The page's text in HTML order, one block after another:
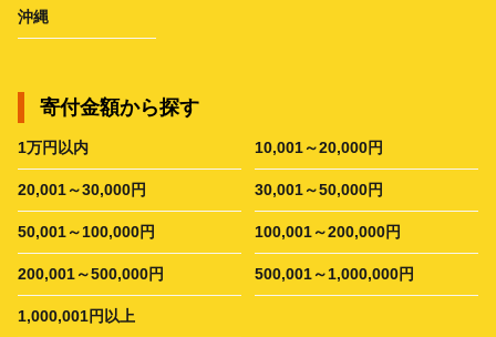
沖縄
寄付金額から探す
1万円以内 10,001～20,000円
20,001～30,000円 30,001～50,000円
50,001～100,000円 100,001～200,000円
200,001～500,000円 500,001～1,000,000円
1,000,001円以上